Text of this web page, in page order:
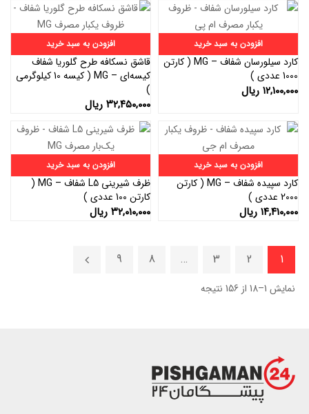
افزودن به سبد خرید
کارد سیلورسان شفاف – MG ( کارتن
1000 عددی )
۱۲,۱۰۰,۰۰۰ ریال
افزودن به سبد خرید
قاشق نسکافه طرح گلوریا شفاف
کیسه‌ای – MG ( کیسه 10 کیلوگرمی
)
۳۲,۴۵۰,۰۰۰ ریال
افزودن به سبد خرید
کارد سپیده شفاف – MG ( کارتن
2000 عددی )
۱۴,۴۱۰,۰۰۰ ریال
افزودن به سبد خرید
ظرف شیرینی L5 شفاف – MG (
کارتن 100 عددی )
۳۲,۰۱۰,۰۰۰ ریال
1
2
3
…
8
9
نمایش 1–18 از 156 نتیجه